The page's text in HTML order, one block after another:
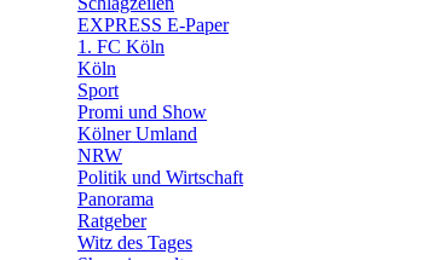
🧩 Spiele
EXPRESS E-Paper
1. FC Köln
Köln
Sport
Promi und Show
Kölner Umland
NRW
Politik und Wirtschaft
Panorama
Ratgeber
Witz des Tages